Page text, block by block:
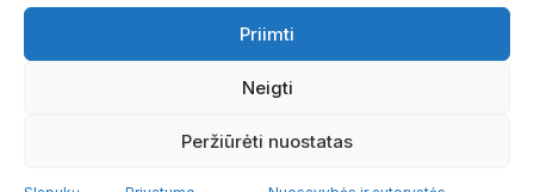
Priimti
Neigti
Peržiūrėti nuostatas